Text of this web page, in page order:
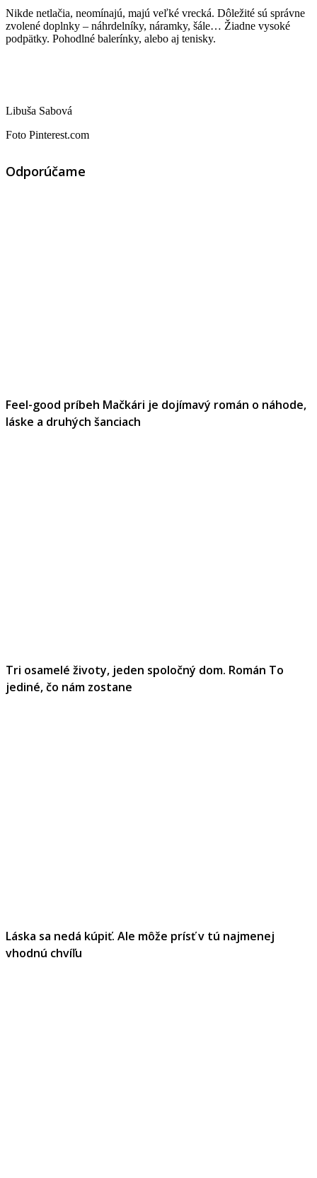
Nikde netlačia, neomínajú, majú veľké vrecká. Dôležité sú správne
zvolené doplnky – náhrdelníky, náramky, šále… Žiadne vysoké
podpätky. Pohodlné balerínky, alebo aj tenisky.
Libuša Sabová
Foto Pinterest.com
Odporúčame
Feel-good príbeh Mačkári je dojímavý román o náhode,
láske a druhých šanciach
Tri osamelé životy, jeden spoločný dom. Román To
jediné, čo nám zostane
Láska sa nedá kúpiť. Ale môže prísť v tú najmenej
vhodnú chvíľu